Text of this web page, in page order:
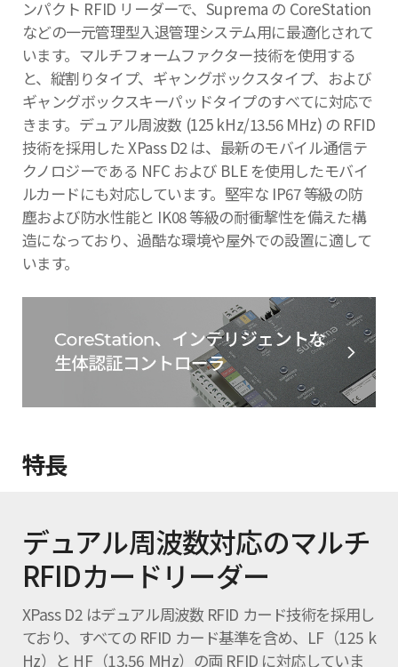
ンパクト RFID リーダーで、Suprema の CoreStation
などの一元管理型入退管理システム用に最適化されて
います。マルチフォームファクター技術を使用する
と、縦割りタイプ、ギャングボックスタイプ、および
ギャングボックスキーパッドタイプのすべてに対応で
きます。デュアル周波数 (125 kHz/13.56 MHz) の RFID
技術を採用した XPass D2 は、最新のモバイル通信テ
クノロジーである NFC および BLE を使用したモバイ
ルカードにも対応しています。堅牢な IP67 等級の防
塵および防水性能と IK08 等級の耐衝撃性を備えた構
造になっており、過酷な環境や屋外での設置に適して
います。
特長
デュアル周波数対応のマルチ
RFIDカードリーダー
XPass D2 はデュアル周波数 RFID カード技術を採用し
ており、すべての RFID カード基準を含め、LF（125 k
Hz）と HF（13.56 MHz）の両 RFID に対応していま